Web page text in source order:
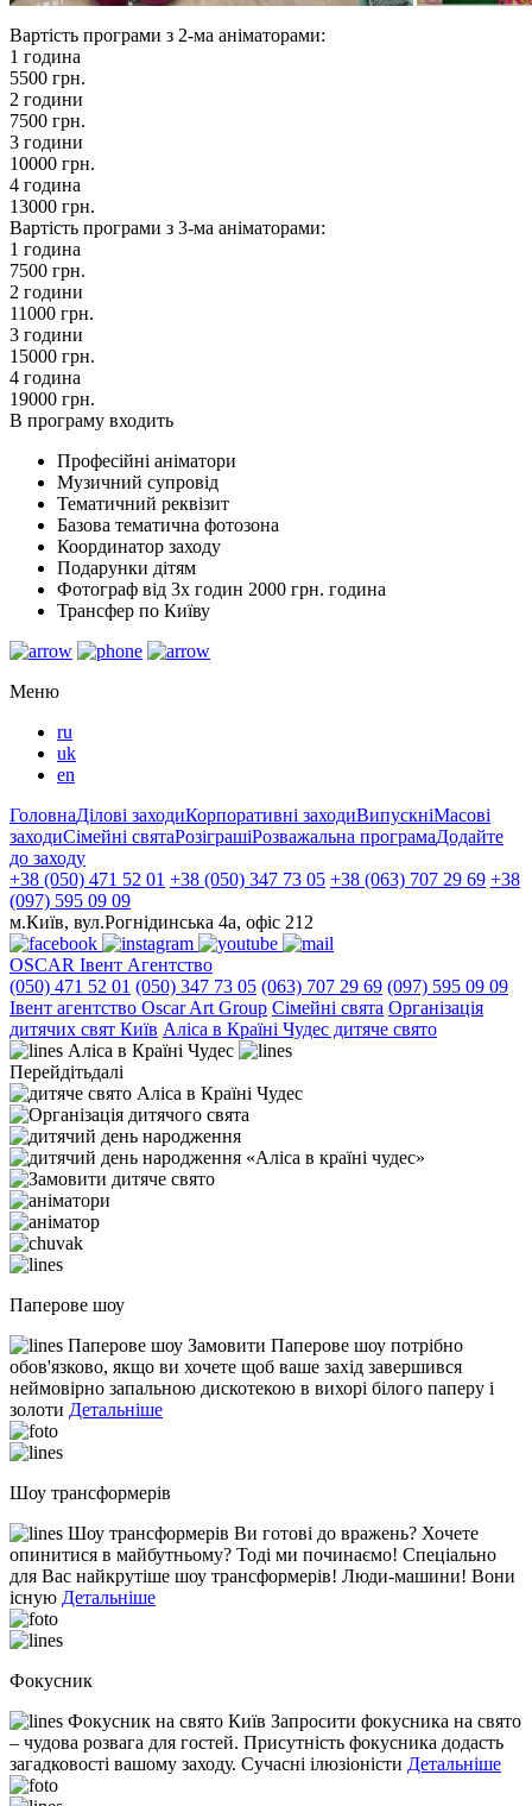
Вартість програми з 2-ма аніматорами:
1 година
5500 грн.
2 години
7500 грн.
3 години
10000 грн.
4 година
13000 грн.
Вартість програми з 3-ма аніматорами:
1 година
7500 грн.
2 години
11000 грн.
3 години
15000 грн.
4 година
19000 грн.
В програму входить
Професійні аніматори
Музичний супровід
Тематичний реквізит
Базова тематична фотозона
Координатор заходу
Подарунки дітям
Фотограф від 3х годин 2000 грн. година
Трансфер по Київу
Меню
ru
uk
en
ГоловнаДілові заходиКорпоративні заходиВипускніМасові
заходиСімейні святаРозіграшіРозважальна програмаДодайте
до заходу
+38 (050) 471 52 01 +38 (050) 347 73 05 +38 (063) 707 29 69 +38
(097) 595 09 09
м.Київ, вул.Рогнідинська 4а, офіс 212
OSCAR Івент Агентство
(050) 471 52 01 (050) 347 73 05 (063) 707 29 69 (097) 595 09 09
Iвент агентство Оscar Art Group Сімейні свята Організація
дитячих свят Київ Аліса в Країні Чудес дитяче свято
Аліса в Країні Чудес
Перейдітьдалі
Паперове шоу
Паперове шоу Замовити Паперове шоу потрібно
обов'язково, якщо ви хочете щоб ваше захід завершився
неймовірно запальною дискотекою в вихорі білого паперу і
золоти Детальніше
Шоу трансформерів
Шоу трансформерів Ви готові до вражень? Хочете
опинитися в майбутньому? Тоді ми починаємо! Спеціально
для Вас найкрутіше шоу трансформерів! Люди-машини! Вони
існую Детальніше
Фокусник
Фокусник на свято Київ Запросити фокусника на свято
– чудова розвага для гостей. Присутність фокусника додасть
загадковості вашому заходу. Сучасні ілюзіоністи Детальніше